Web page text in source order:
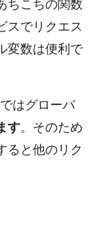
ちこちの関数
スでリクエス
変数は便利で
はグローバ
す。そのため
ると他のリク